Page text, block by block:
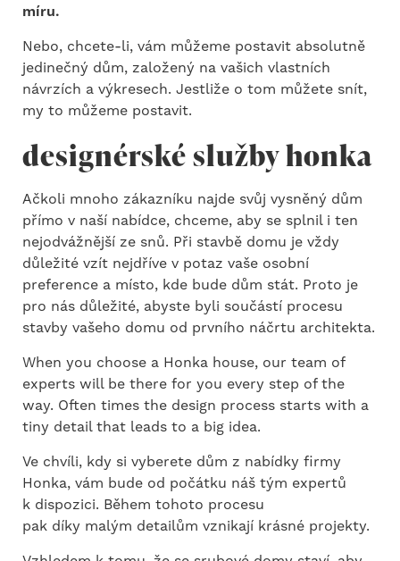
míru.
Nebo, chcete-li, vám můžeme postavit absolutně
jedinečný dům, založený na vašich vlastních
návrzích a výkresech. Jestliže o tom můžete snít,
my to můžeme postavit.
designérské služby honka
Ačkoli mnoho zákazníku najde svůj vysněný dům
přímo v naší nabídce, chceme, aby se splnil i ten
nejodvážnější ze snů. Při stavbě domu je vždy
důležité vzít nejdříve v potaz vaše osobní
preference a místo, kde bude dům stát. Proto je
pro nás důležité, abyste byli součástí procesu
stavby vašeho domu od prvního náčrtu architekta.
When you choose a Honka house, our team of
experts will be there for you every step of the
way. Often times the design process starts with a
tiny detail that leads to a big idea.
Ve chvíli, kdy si vyberete dům z nabídky firmy
Honka, vám bude od počátku náš tým expertů
k dispozici. Během tohoto procesu
pak díky malým detailům vznikají krásné projekty.